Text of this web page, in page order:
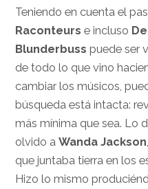
Teniendo en cuenta el
Raconteurs e incluso
Blunderbusspuede ser
de todo lo que vino
cambiar los músicos,
búsqueda está intacta:
más mínima que sea. Lo
olvido aWanda Jackson
que juntaba tierra en los
Hizo lo mismo